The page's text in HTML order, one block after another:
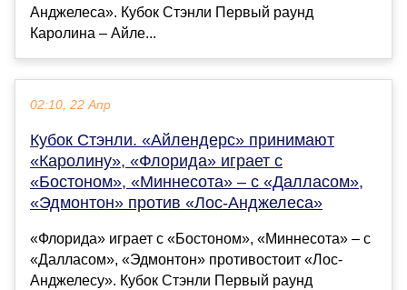
Анджелеса». Кубок Стэнли Первый раунд
Каролина – Айле...
02:10, 22 Апр
Кубок Стэнли. «Айлендерс» принимают
«Каролину», «Флорида» играет с
«Бостоном», «Миннесота» – с «Далласом»,
«Эдмонтон» против «Лос-Анджелеса»
«Флорида» играет с «Бостоном», «Миннесота» – с
«Далласом», «Эдмонтон» противостоит «Лос-
Анджелесу». Кубок Стэнли Первый раунд